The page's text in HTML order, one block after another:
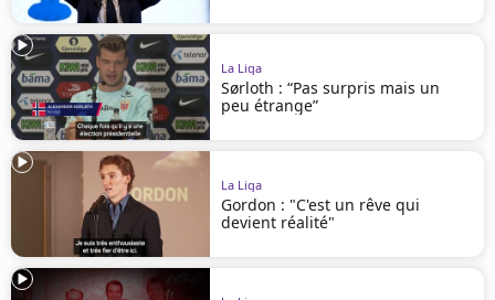
La Liga
Sørloth : “Pas surpris mais un
peu étrange”
La Liga
Gordon : "C'est un rêve qui
devient réalité"